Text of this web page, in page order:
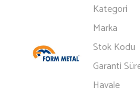
Kategori
Marka
Stok Kodu
Garanti
Havale